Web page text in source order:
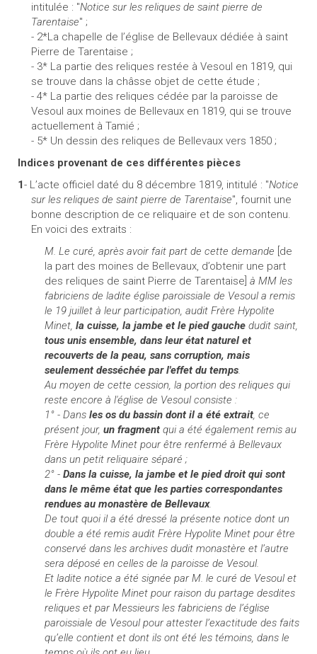
intitulée : "Notice sur les reliques de saint pierre de
Tarentaise" ;
- 2*La chapelle de l’église de Bellevaux dédiée à saint
Pierre de Tarentaise ;
- 3* La partie des reliques restée à Vesoul en 1819, qui
se trouve dans la châsse objet de cette étude ;
- 4* La partie des reliques cédée par la paroisse de
Vesoul aux moines de Bellevaux en 1819, qui se trouve
actuellement à Tamié ;
- 5* Un dessin des reliques de Bellevaux vers 1850 ;
Indices provenant de ces différentes pièces
1- L’acte officiel daté du 8 décembre 1819, intitulé : "Notice
sur les reliques de saint pierre de Tarentaise", fournit une
bonne description de ce reliquaire et de son contenu.
En voici des extraits :
M. Le curé, après avoir fait part de cette demande [de
la part des moines de Bellevaux, d’obtenir une part
des reliques de saint Pierre de Tarentaise] à MM les
fabriciens de ladite église paroissiale de Vesoul a remis
le 19 juillet à leur participation, audit Frère Hypolite
Minet, la cuisse, la jambe et le pied gauchedudit saint,
tous unis ensemble, dans leur état naturel et
recouverts de la peau, sans corruption, mais
seulement desséchée par l'effet du temps.
Au moyen de cette cession, la portion des reliques qui
reste encore à l'église de Vesoul consiste :
1° - Dans les os du bassin dont il a été extrait, ce
présent jour, un fragmentqui a été également remis au
Frère Hypolite Minet pour être renfermé à Bellevaux
dans un petit reliquaire séparé ;
2° - Dans la cuisse, la jambe et le pied droit qui sont
dans le même état que les parties correspondantes
rendues au monastère de Bellevaux.
De tout quoi il a été dressé la présente notice dont un
double a été remis audit Frère Hypolite Minet pour être
conservé dans les archives dudit monastère et l’autre
sera déposé en celles de la paroisse de Vesoul.
Et ladite notice a été signée par M. le curé de Vesoul et
le Frère Hypolite Minet pour raison du partage desdites
reliques et par Messieurs les fabriciens de l’église
paroissiale de Vesoul pour attester l’exactitude des faits
qu’elle contient et dont ils ont été les témoins, dans le